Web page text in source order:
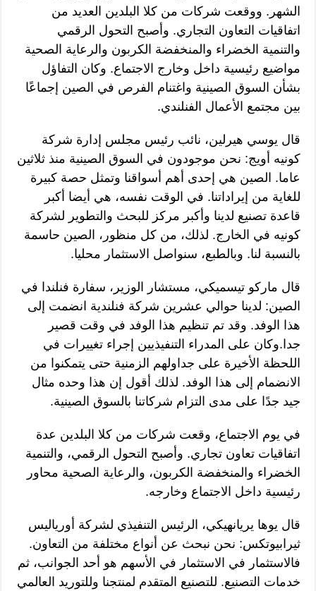
الشهر. ووقعت شركات من كلا البلدين العديد من
اتفاقيات التعاون التجاري. وأصبح التحول الرقمي
والتنمية الخضراء والمنخفضة الكربون والرعاية الصحية
مواضيع رئيسية داخل وخارج الاجتماع. وكان التفاؤل
بشأن السوق الصينية واغتنام الفرص في الصين إجماعًا
بين مجتمع الأعمال الفنلندي.
قال يوسي هيرلين، نائب رئيس مجلس إدارة شركة
كونيه أويج: نحن موجودون في السوق الصينية منذ ثلاثين
عاما. الصين هي إحدى أهم أسواقنا وتمثل حصة كبيرة
للغاية من إيراداتنا. في الوقت نفسه، هي أيضا أكبر
قاعدة تصنيع لدينا وأكبر مركز للبحث والتطوير لشركة
كونيه في الخارج. لذلك، من كل منظور، الصين حاسمة
بالنسبة لنا. وبالطبع، سنواصل الاستثمار محليا.
قال ماركو تيسميكي، مستشار الوزير، سفارة فنلندا في
الصين: لدينا حوالي عشرين شركة فنلندية انضمت إلى
هذا الوفد. وقد تم تنظيم هذا الوفد في وقت قصير
جدا.وكان على المدراء التنفيذيين إجراء تغييرات في
اللحظة الأخيرة على جداولهم الزمنية حتى يتمكنوا من
الانضمام إلى هذا الوفد. لذلك أقول إن هذا وحده مثال
جيد جدًا على مدى التزام شركاتنا بالسوق الصينية.
في يوم الاجتماع، وقعت شركات من كلا البلدين عدة
اتفاقيات تعاون تجاري. وأصبح التحول الرقمي، والتنمية
الخضراء والمنخفضة الكربون، والرعاية الصحية محاور
رئيسية داخل الاجتماع وخارجه.
قال يوها يريانهيكي، الرئيس التنفيذي لشركة أورياليس
ثيرابيوتكس: نحن نبحث عن أنواع مختلفة من التعاون.
فالاستثمار في الاستثمار في الأسهم هو أحد الجوانب، ثم
خدمات التصنيع. للتصنيع المتقدم لمنتجنا وللتوريد العالمي